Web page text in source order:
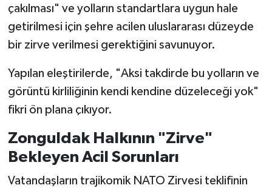
çakılması" ve yolların standartlara uygun hale
getirilmesi için şehre acilen uluslararası düzeyde
bir zirve verilmesi gerektiğini savunuyor.
Yapılan eleştirilerde, "Aksi takdirde bu yolların ve
görüntü kirliliğinin kendi kendine düzeleceği yok"
fikri ön plana çıkıyor.
Zonguldak Halkının "Zirve"
Bekleyen Acil Sorunları
Vatandaşların trajikomik NATO Zirvesi teklifinin